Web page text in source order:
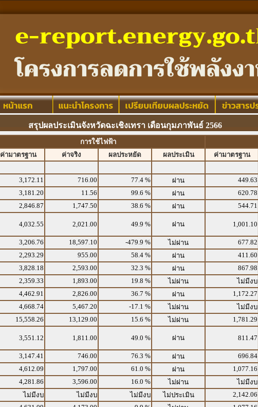
สรุปผลประเมินจังหวัดฉะเชิงเทรา เดือนกุมภาพันธ์ 2566
การใช้ไฟฟ้า
ค่ามาตรฐาน
ค่าจริง ผลประหยัด ผลประเมิน ค่ามาตรฐาน
3,172.11 716.00 77.4 % ผ่าน 449.63
3,181.20 11.56 99.6 % ผ่าน 620.78
2,846.87 1,747.50 38.6 % ผ่าน 544.71
4,032.55 2,021.00 49.9 % ผ่าน 1,001.10
3,206.76 18,597.10 -479.9 % ไม่ผ่าน 677.82
2,293.29 955.00 58.4 % ผ่าน 411.60
3,828.18 2,593.00 32.3 % ผ่าน 867.98
2,359.33 1,893.00 19.8 % ไม่ผ่าน ไม่มีงบ
4,462.91 2,826.00 36.7 % ผ่าน 1,172.27
4,668.74 5,467.20 -17.1 % ไม่ผ่าน ไม่มีงบ
15,558.26 13,129.00 15.6 % ไม่ผ่าน 1,781.29
3,551.12 1,811.00 49.0 % ผ่าน 811.47
3,147.41 746.00 76.3 % ผ่าน 696.84
4,612.09 1,797.00 61.0 % ผ่าน 1,077.16
4,281.86 3,596.00 16.0 % ไม่ผ่าน ไม่มีงบ
ไม่มีงบ ไม่มีงบ ไม่มีงบ ไม่ประเมิน 2,142.06